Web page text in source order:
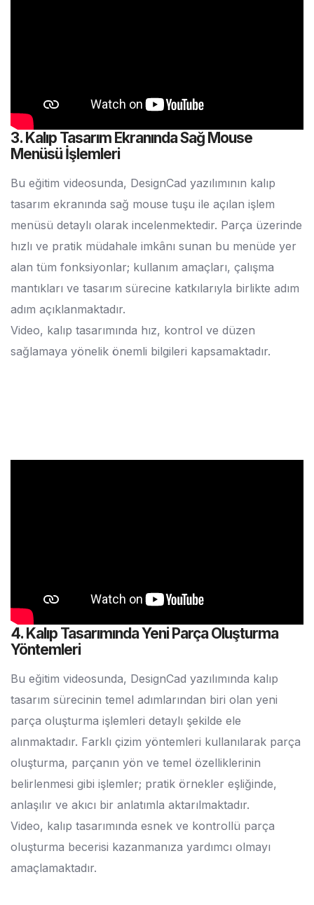
3. Kalıp Tasarım Ekranında Sağ Mouse
Menüsü İşlemleri
Bu eğitim videosunda, DesignCad yazılımının kalıp
tasarım ekranında sağ mouse tuşu ile açılan işlem
menüsü detaylı olarak incelenmektedir. Parça üzerinde
hızlı ve pratik müdahale imkânı sunan bu menüde yer
alan tüm fonksiyonlar; kullanım amaçları, çalışma
mantıkları ve tasarım sürecine katkılarıyla birlikte adım
adım açıklanmaktadır.
Video, kalıp tasarımında hız, kontrol ve düzen
sağlamaya yönelik önemli bilgileri kapsamaktadır.
4. Kalıp Tasarımında Yeni Parça Oluşturma
Yöntemleri
Bu eğitim videosunda, DesignCad yazılımında kalıp
tasarım sürecinin temel adımlarından biri olan yeni
parça oluşturma işlemleri detaylı şekilde ele
alınmaktadır. Farklı çizim yöntemleri kullanılarak parça
oluşturma, parçanın yön ve temel özelliklerinin
belirlenmesi gibi işlemler; pratik örnekler eşliğinde,
anlaşılır ve akıcı bir anlatımla aktarılmaktadır.
Video, kalıp tasarımında esnek ve kontrollü parça
oluşturma becerisi kazanmanıza yardımcı olmayı
amaçlamaktadır.